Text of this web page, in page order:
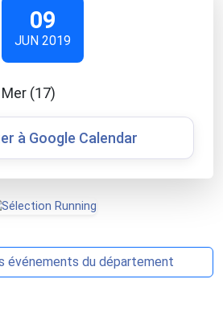
09
JUN 2019
(17)
à Google Calendar
événements du département